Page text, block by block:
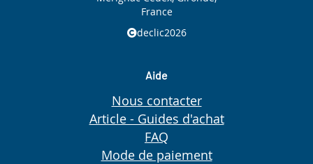
France
declic2026
Aide
Nous contacter
Article - Guides d'achat
FAQ
Mode de paiement